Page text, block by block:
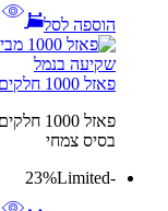
הוספה לסל
פאזל 1000 חלקים – שקיעה בנמל
פאזל
בסיס צמחי
-23%
Limited